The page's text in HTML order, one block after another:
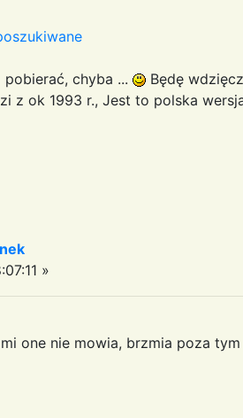
chyba ...
Będę
z ok 1993 r., Jest to polska
»
one nie mowia, brzmia poza